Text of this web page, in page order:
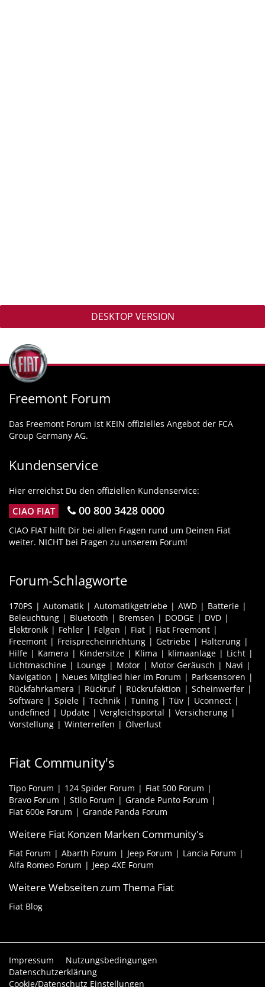
DESKTOP VERSION
Freemont Forum
Das Freemont Forum ist KEIN offizielles Angebot der FCA
Group Germany AG.
Kundenservice
Hier erreichst Du den offiziellen Kundenservice:
CIAO FIAT 00 800 3428 0000
CIAO FIAT hilft Dir bei allen Fragen rund um Deinen Fiat
weiter. NICHT bei Fragen zu unserem Forum!
Forum-Schlagworte
170PS Automatik Automatikgetriebe AWD
Batterie
Beleuchtung
Bluetooth Bremsen DODGE
DVD
Elektronik
Fehler Felgen Fiat
Fiat Freemont
Freemont
Freisprecheinrichtung Getriebe
Halterung
Hilfe
Kamera Kindersitze Klima klimaanlage
Licht
Lichtmaschine
Lounge Motor Motor Geräusch
Navi
Navigation
Neues Mitglied hier im Forum
Parksensoren
Rückfahrkamera
Rückruf Rückrufaktion
Scheinwerfer
Software
Spiele Technik Tuning Tüv
Uconnect
undefined
Update Vergleichsportal
Versicherung
Vorstellung
Winterreifen Ölverlust
Fiat Community's
Tipo Forum 124 Spider Forum
Fiat 500 Forum
Bravo Forum
Stilo Forum
Grande Punto Forum
Fiat 600e Forum
Grande Panda Forum
Weitere Fiat Konzen Marken Community's
Fiat Forum Abarth Forum Jeep Forum
Lancia Forum
Alfa Romeo Forum
Jeep 4XE Forum
Weitere Webseiten zum Thema Fiat
Fiat Blog
Impressum
Nutzungsbedingungen
Datenschutzerklärung
Cookie/Datenschutz Einstellungen